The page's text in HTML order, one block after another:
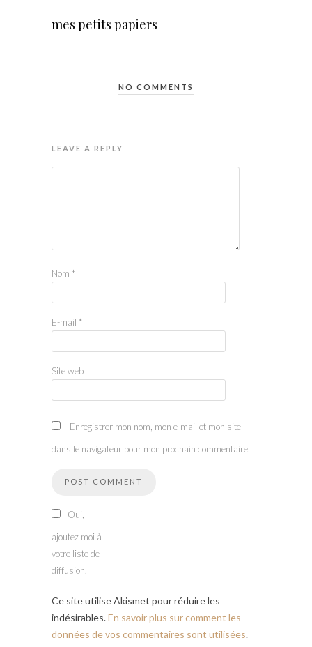
mes petits papiers
NO COMMENTS
LEAVE A REPLY
Nom *
E-mail *
Site web
Enregistrer mon nom, mon e-mail et mon site
dans le navigateur pour mon prochain commentaire.
Oui,
ajoutez moi à
votre liste de
diffusion.
Ce site utilise Akismet pour réduire les
indésirables.En savoir plus sur comment les
données de vos commentaires sont utilisées.